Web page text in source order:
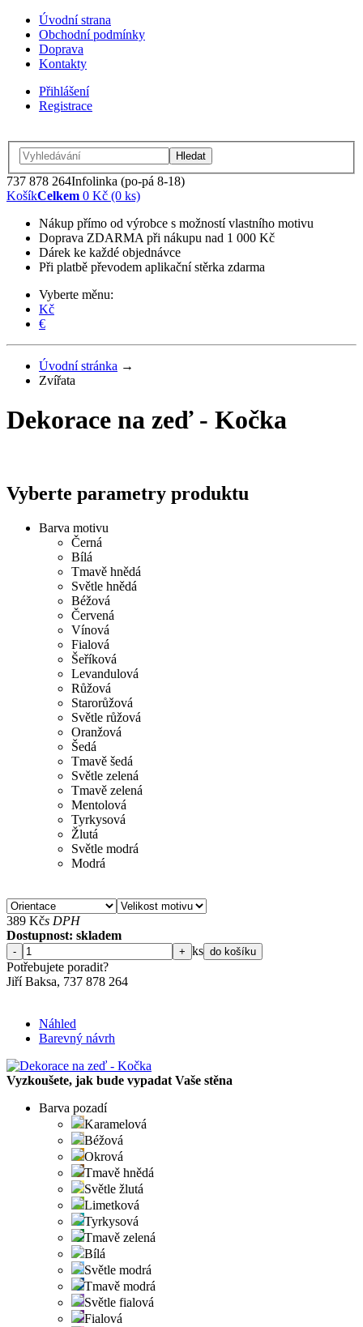
Úvodní strana
Obchodní podmínky
Doprava
Kontakty
Přihlášení
Registrace
Hledat
737 878 264Infolinka (po-pá 8-18)
KošíkCelkem 0 Kč (0 ks)
Nákup přímo od výrobce s možností vlastního motivu
Doprava ZDARMA při nákupu nad 1 000 Kč
Dárek ke každé objednávce
Při platbě převodem aplikační stěrka zdarma
Vyberte měnu:
Kč
€
Úvodní stránka →
Zvířata
Dekorace na zeď - Kočka
Vyberte parametry produktu
Barva motivu
Černá
Bílá
Tmavě hnědá
Světle hnědá
Béžová
Červená
Vínová
Fialová
Šeříková
Levandulová
Růžová
Starorůžová
Světle růžová
Oranžová
Šedá
Tmavě šedá
Světle zelená
Tmavě zelená
Mentolová
Tyrkysová
Žlutá
Světle modrá
Modrá
389 Kčs DPH
Dostupnost: skladem
- + ks do košíku
Potřebujete poradit?
Jiří Baksa, 737 878 264
Náhled
Barevný návrh
Vyzkoušete, jak bude vypadat Vaše stěna
Barva pozadí
Karamelová
Béžová
Okrová
Tmavě hnědá
Světle žlutá
Limetková
Tyrkysová
Tmavě zelená
Bílá
Světle modrá
Tmavě modrá
Světle fialová
Fialová